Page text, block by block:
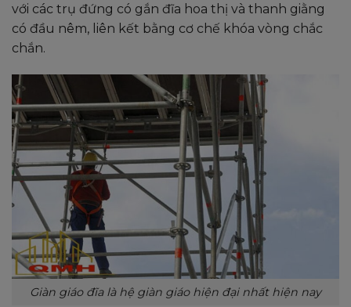
với các trụ đứng có gắn đĩa hoa thị và thanh giằng
có đầu nêm, liên kết bằng cơ chế khóa vòng chắc
chắn.
Giàn giáo đĩa là hệ giàn giáo hiện đại nhất hiện nay